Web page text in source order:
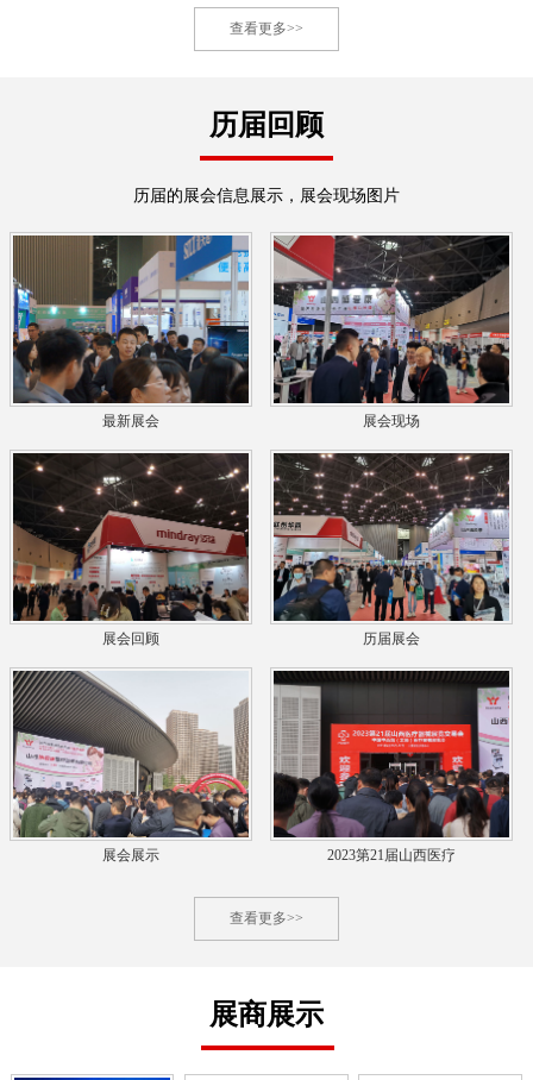
查看更多>>
历届回顾
历届的展会信息展示，展会现场图片
最新展会 展会现场
展会回顾 历届展会
展会展示 2023第21届山西医疗
查看更多>>
展商展示